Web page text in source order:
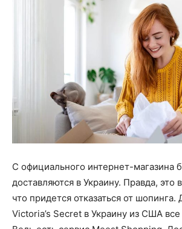
С официального интернет-магазина
доставляются в Украину. Правда, это
что придется отказаться от шопинга.
Victoria’s Secret в Украину из США